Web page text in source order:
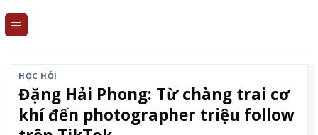
HỌC HỎI
Đặng Hải Phong: Từ chàng trai cơ
khí đến photographer triệu follow